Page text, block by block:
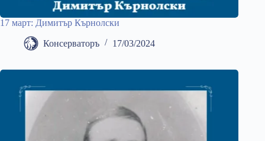
17 март: Димитър Кърнолски
Консерваторъ 17/03/2024